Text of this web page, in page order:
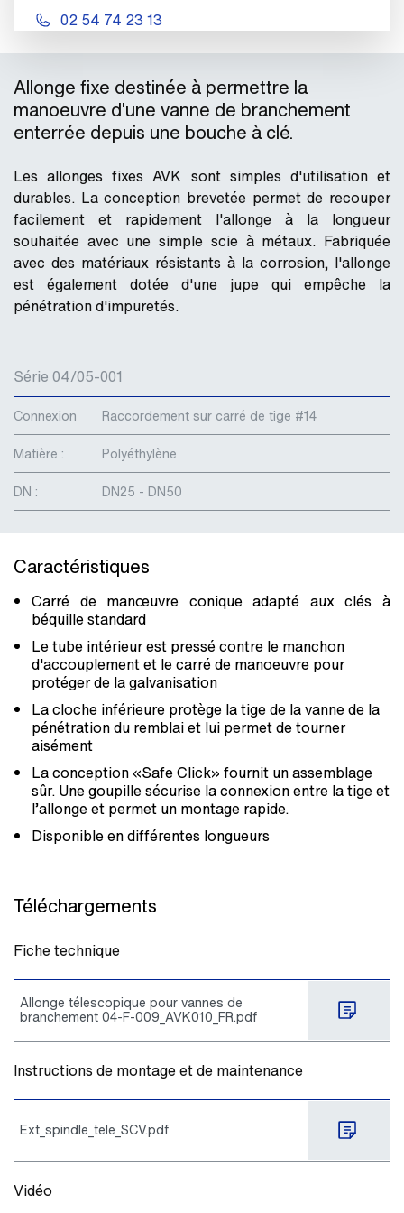
02 54 74 23 13
Allonge fixe destinée à permettre la
manoeuvre d'une vanne de branchement
enterrée depuis une bouche à clé.
Les allonges fixes AVK sont simples d'utilisation et
durables. La conception brevetée permet de recouper
facilement et rapidement l'allonge à la longueur
souhaitée avec une simple scie à métaux. Fabriquée
avec des matériaux résistants à la corrosion, l'allonge
est également dotée d'une jupe qui empêche la
pénétration d'impuretés.
Série 04/05-001
Connexion
Raccordement sur carré de tige #14
Matière :
Polyéthylène
DN :
DN25 - DN50
Caractéristiques
Carré de manœuvre conique adapté aux clés à
béquille standard
Le tube intérieur est pressé contre le manchon
d'accouplement et le carré de manoeuvre pour
protéger de la galvanisation
La cloche inférieure protège la tige de la vanne de la
pénétration du remblai et lui permet de tourner
aisément
La conception «Safe Click» fournit un assemblage
sûr. Une goupille sécurise la connexion entre la tige et
l’allonge et permet un montage rapide.
Disponible en différentes longueurs
Téléchargements
Fiche technique
Allonge télescopique pour vannes de
branchement 04-F-009_AVK010_FR.pdf
Instructions de montage et de maintenance
Ext_spindle_tele_SCV.pdf
Vidéo